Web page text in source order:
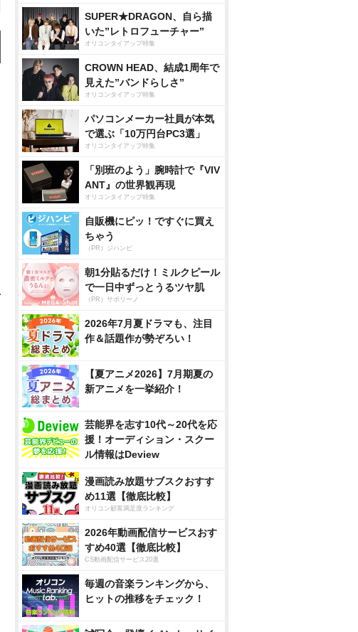
SUPER★DRAGON、自ら描
いた”レトロフューチャー”
オリコンタイアップ特集
CROWN HEAD、結成1周年で
見えた”バンドらしさ”
オリコンタイアップ特集
パソコンメーカー社員が本気
で選ぶ「10万円台PC3選」
オリコンタイアップ特集
「別班のよう」腕時計で『VIV
ANT』の世界観再現
オリコンタイアップ特集
自販機にピッ！ですぐに買え
ちゃう
（PR）ジハンピ
朝1分貼るだけ！ミルクピール
で一日中ずっとうるツヤ肌
（PR）サボリーノ
2026年7月夏ドラマも、注目
作＆話題作が勢ぞろい！
【夏アニメ2026】7月期夏の
新アニメを一挙紹介！
芸能界を志す10代～20代を応
援！オーディション・スクー
ル情報はDeview
漫画読み放題サブスクおすす
め11選【徹底比較】
オリコン顧客満足度ランキング
2026年動画配信サービスおす
すめ40選【徹底比較】
CS動画配信サービス20選
毎週の音楽ランキングから、
ヒットの推移をチェック！